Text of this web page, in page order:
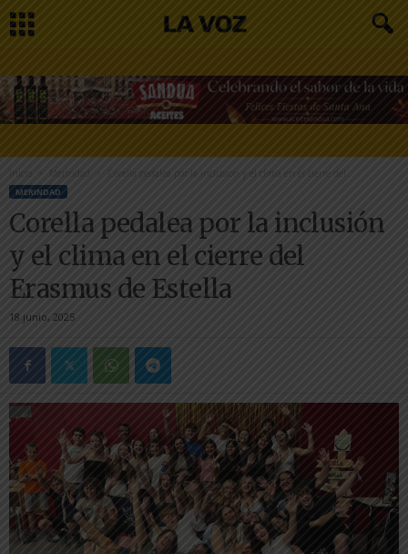
Inicio Corella pedalea por la inclusión y el clima en el cierre del...
MERINDAD
Corella pedalea por la inclusión
y el clima en el cierre del
Erasmus de Estella
18 junio, 2025